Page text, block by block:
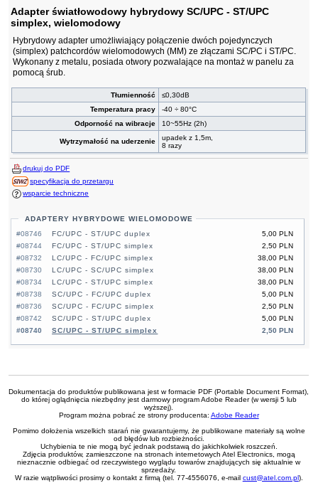
Adapter światłowodowy hybrydowy SC/UPC - ST/UPC
simplex, wielomodowy
Hybrydowy adapter umożliwiający połączenie dwóch pojedynczych
(simplex) patchcordów wielomodowych (MM) ze złączami SC/PC i ST/PC.
Wykonany z metalu, posiada otwory pozwalające na montaż w panelu za
pomocą śrub.
Tłumienność
≤0,30dB
Temperatura pracy
-40 ÷ 80°C
Odporność na wibracje
10~55Hz (2h)
Wytrzymałość na uderzenie
upadek z 1,5m,
8 razy
drukuj do PDF
specyfikacja do przetargu
wsparcie techniczne
ADAPTERY HYBRYDOWE WIELOMODOWE
#08746
5,00 PLN
FC/UPC - ST/UPC duplex
#08744
2,50 PLN
FC/UPC - ST/UPC simplex
#08732
38,00 PLN
LC/UPC - FC/UPC simplex
#08730
38,00 PLN
LC/UPC - SC/UPC simplex
#08734
38,00 PLN
LC/UPC - ST/UPC simplex
#08738
5,00 PLN
SC/UPC - FC/UPC duplex
#08736
2,50 PLN
SC/UPC - FC/UPC simplex
#08742
5,00 PLN
SC/UPC - ST/UPC duplex
#08740
2,50 PLN
SC/UPC - ST/UPC simplex
Dokumentacja do produktów publikowana jest w formacie PDF (Portable Document Format),
do której oglądnięcia niezbędny jest darmowy program Adobe Reader (w wersji 5 lub
wyższej).
Program można pobrać ze strony producenta: Adobe Reader
Pomimo dołożenia wszelkich starań nie gwarantujemy, że publikowane materiały są wolne
od błędów lub rozbieżności.
Uchybienia te nie mogą być jednak podstawą do jakichkolwiek roszczeń.
Zdjęcia produktów, zamieszczone na stronach internetowych Atel Electronics, mogą
nieznacznie odbiegać od rzeczywistego wyglądu towarów znajdujących się aktualnie w
sprzedaży.
W razie wątpliwości prosimy o kontakt z firmą (tel. 77-4556076, e-mail cust@atel.com.pl).